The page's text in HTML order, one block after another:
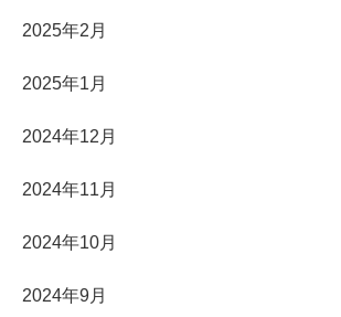
2025年2月
2025年1月
2024年12月
2024年11月
2024年10月
2024年9月